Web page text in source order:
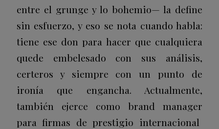
entre el grunge y lo bohemio— la define
sin esfuerzo, y eso se nota cuando habla:
tiene ese don para hacer que cualquiera
quede embelesado con sus análisis,
certeros y siempre con un punto de
ironía que engancha. Actualmente,
también ejerce como brand manager
para firmas de prestigio internacional